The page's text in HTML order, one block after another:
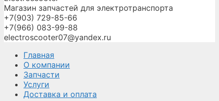
Магазин запчастей для электротранспорта
+7(903) 729-85-66
+7(966) 083-99-88
electroscooter07@yandex.ru
Главная
О компании
Запчасти
Услуги
Доставка и оплата